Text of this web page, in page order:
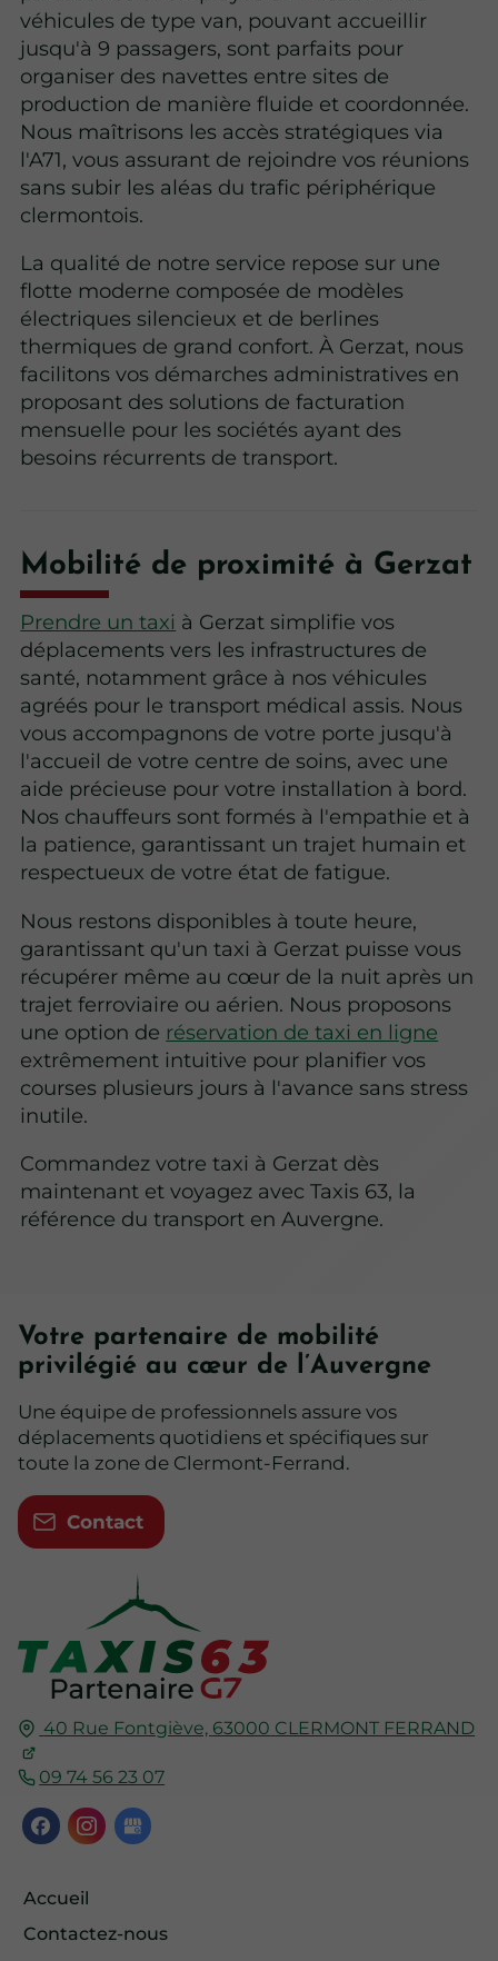
véhicules de type van, pouvant accueillir
jusqu'à 9 passagers, sont parfaits pour
organiser des navettes entre sites de
production de manière fluide et coordonnée.
Nous maîtrisons les accès stratégiques via
l'A71, vous assurant de rejoindre vos réunions
sans subir les aléas du trafic périphérique
clermontois.
La qualité de notre service repose sur une
flotte moderne composée de modèles
électriques silencieux et de berlines
thermiques de grand confort. À Gerzat, nous
facilitons vos démarches administratives en
proposant des solutions de facturation
mensuelle pour les sociétés ayant des
besoins récurrents de transport.
Mobilité de proximité à Gerzat
Prendre un taxi à Gerzat simplifie vos
déplacements vers les infrastructures de
santé, notamment grâce à nos véhicules
agréés pour le transport médical assis. Nous
vous accompagnons de votre porte jusqu'à
l'accueil de votre centre de soins, avec une
aide précieuse pour votre installation à bord.
Nos chauffeurs sont formés à l'empathie et à
la patience, garantissant un trajet humain et
respectueux de votre état de fatigue.
Nous restons disponibles à toute heure,
garantissant qu'un taxi à Gerzat puisse vous
récupérer même au cœur de la nuit après un
trajet ferroviaire ou aérien. Nous proposons
une option de réservation de taxi en ligne
extrêmement intuitive pour planifier vos
courses plusieurs jours à l'avance sans stress
inutile.
Commandez votre taxi à Gerzat dès
maintenant et voyagez avec Taxis 63, la
référence du transport en Auvergne.
40 Rue Fontgiève, 63000 CLERMONT FERRAND
09 74 56 23 07
Accueil
Contactez-nous
Votre partenaire de mobilité
privilégié au cœur de l’Auvergne
Une équipe de professionnels assure vos
déplacements quotidiens et spécifiques sur
toute la zone de Clermont-Ferrand.
Contact